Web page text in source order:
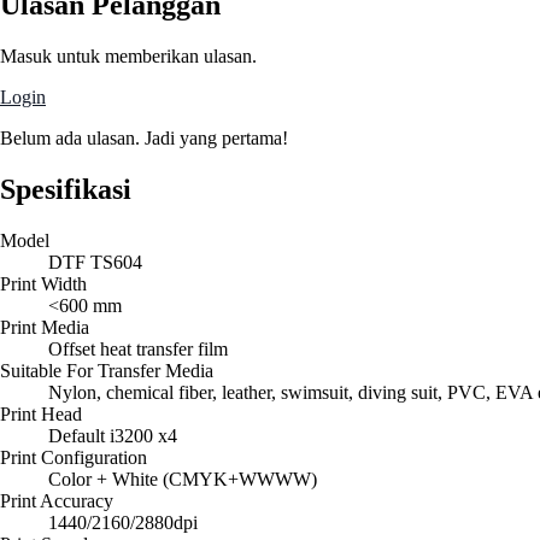
Masuk untuk memberikan ulasan.
Login
Belum ada ulasan. Jadi yang pertama!
Spesifikasi
Model
DTF TS604
Print Width
<600 mm
Print Media
Offset heat transfer film
Suitable For Transfer Media
Nylon, chemical fiber, leather, swimsuit, diving suit, PVC, EVA
Print Head
Default i3200 x4
Print Configuration
Color + White (CMYK+WWWW)
Print Accuracy
1440/2160/2880dpi